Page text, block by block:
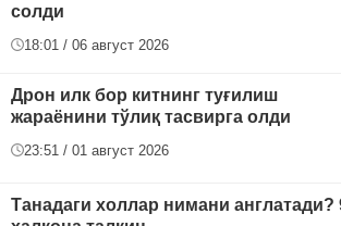
солди
18:01 / 06 август 2026
Дрон илк бор китнинг туғилиш
жараёнини тўлиқ тасвирга олди
23:51 / 01 август 2026
Танадаги холлар нимани англатади?